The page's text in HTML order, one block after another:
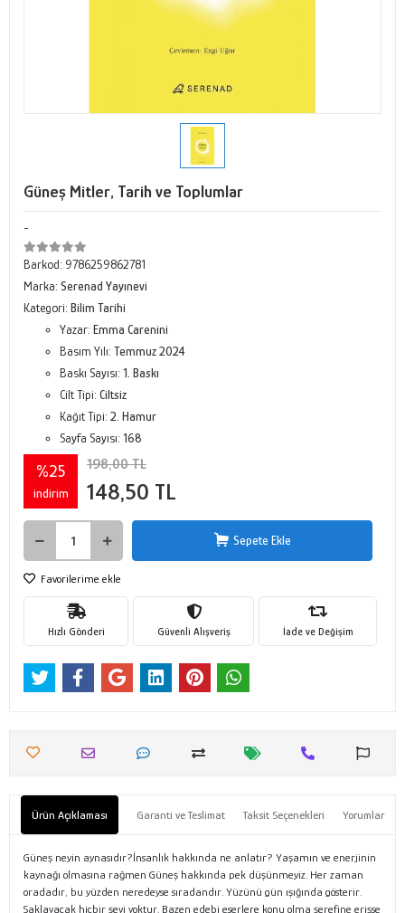
Güneş Mitler, Tarih ve Toplumlar
-
Barkod: 9786259862781
Marka: Serenad Yayınevi
Kategori: Bilim Tarihi
Yazar: Emma Carenini
Basım Yılı: Temmuz 2024
Baskı Sayısı: 1. Baskı
Cilt Tipi: Ciltsiz
Kağıt Tipi: 2. Hamur
Sayfa Sayısı: 168
%25
indirim
198,00 TL
148,50 TL
Sepete Ekle
Favorilerime ekle
Hızlı Gönderi Güvenli Alışveriş İade ve Değişim
Ürün Açıklaması Garanti ve Teslimat Taksit Seçenekleri Yorumlar
Güneş neyin aynasıdır?İnsanlık hakkında ne anlatır? Yaşamın ve enerjinin
kaynağı olmasına rağmen Güneş hakkında pek düşünmeyiz. Her zaman
oradadır, bu yüzden neredeyse sıradandır. Yüzünü gün ışığında gösterir.
Saklayacak hiçbir şeyi yoktur. Bazen edebi eserlere konu olma şerefine erişse